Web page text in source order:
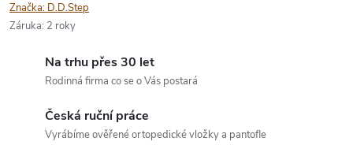
Značka: D.D.Step
Záruka: 2 roky
Na trhu přes 30 let
Rodinná firma co se o Vás postará
Česká ruční práce
Vyrábíme ověřené ortopedické vložky a pantofle